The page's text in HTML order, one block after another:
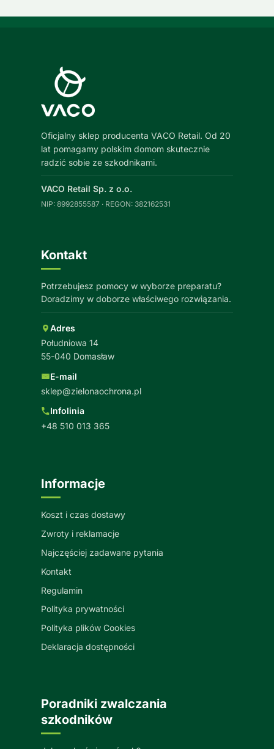
Oficjalny sklep producenta VACO Retail. Od 20
lat pomagamy polskim domom skutecznie
radzić sobie ze szkodnikami.
VACO Retail Sp. z o.o.
NIP: 8992855587 · REGON: 382162531
Kontakt
Potrzebujesz pomocy w wyborze preparatu?
Doradzimy w doborze właściwego rozwiązania.
Adres
Południowa 14
55-040 Domasław
E-mail
sklep@zielonaochrona.pl
Infolinia
+48 510 013 365
Informacje
Koszt i czas dostawy
Zwroty i reklamacje
Najczęściej zadawane pytania
Kontakt
Regulamin
Polityka prywatności
Polityka plików Cookies
Deklaracja dostępności
Poradniki zwalczania
szkodników